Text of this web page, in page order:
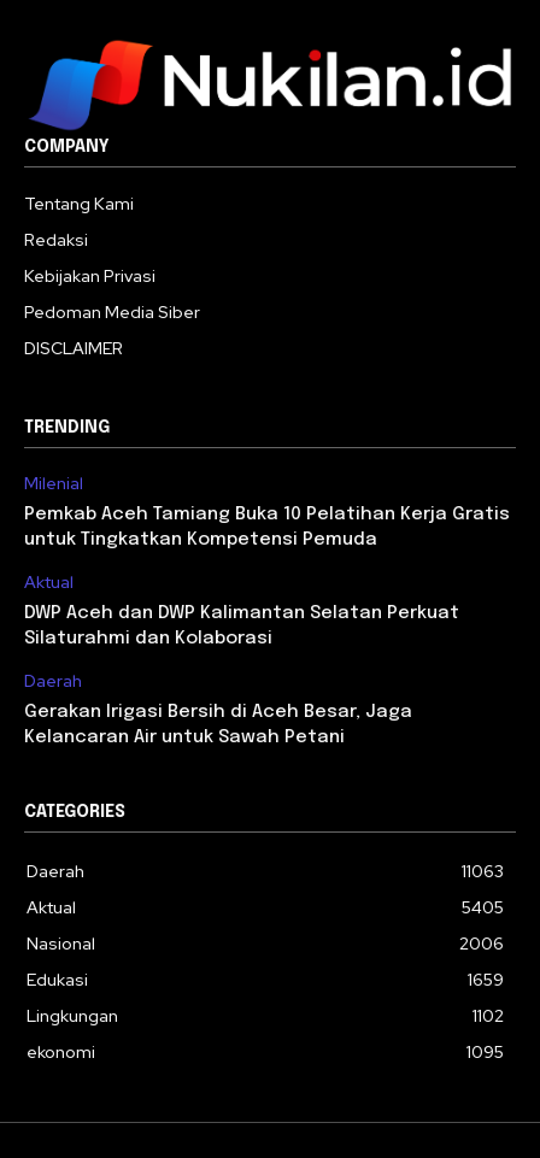
COMPANY
Tentang Kami
Redaksi
Kebijakan Privasi
Pedoman Media Siber
DISCLAIMER
TRENDING
Milenial
Pemkab Aceh Tamiang Buka 10 Pelatihan Kerja Gratis
untuk Tingkatkan Kompetensi Pemuda
Aktual
DWP Aceh dan DWP Kalimantan Selatan Perkuat
Silaturahmi dan Kolaborasi
Daerah
Gerakan Irigasi Bersih di Aceh Besar, Jaga
Kelancaran Air untuk Sawah Petani
CATEGORIES
Daerah
11063
Aktual
5405
Nasional
2006
Edukasi
1659
Lingkungan
1102
ekonomi
1095